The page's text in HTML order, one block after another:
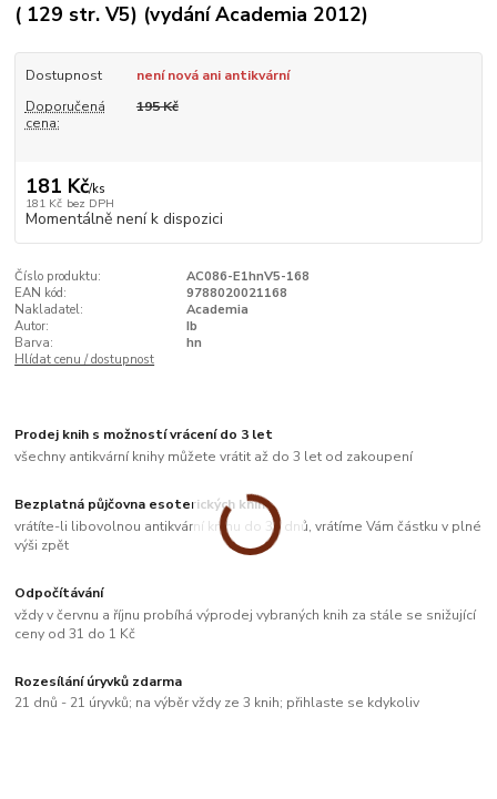
( 129 str. V5) (vydání Academia 2012)
Dostupnost
není nová ani antikvární
Doporučená
cena:
195 Kč
181 Kč/ks
181 Kč bez DPH
Momentálně není k dispozici
Číslo produktu:
AC086-E1hnV5-168
EAN kód:
9788020021168
Nakladatel:
Academia
Autor:
Ib
Barva:
hn
Hlídat cenu / dostupnost
Prodej knih s možností vrácení do 3 let
všechny antikvární knihy můžete vrátit až do 3 let od zakoupení
Bezplatná půjčovna esoterických knih
vrátíte-li libovolnou antikvární knihu do 33 dnů, vrátíme Vám částku v plné
výši zpět
Odpočítávání
vždy v červnu a říjnu probíhá výprodej vybraných knih za stále se snižující
ceny od 31 do 1 Kč
Rozesílání úryvků zdarma
21 dnů - 21 úryvků; na výběr vždy ze 3 knih; přihlaste se kdykoliv